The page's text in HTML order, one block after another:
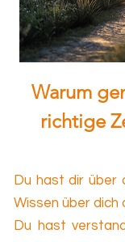
Warum
richtige
Du hast dir über
Wissen über dich
Du hast